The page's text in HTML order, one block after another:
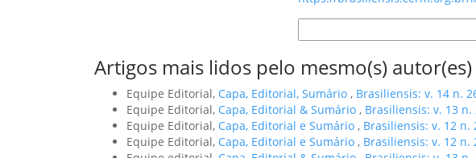
Artigos mais lidos pelo mesmo(s) autor(es)
Equipe Editorial, Capa, Editorial, Sumário , Brasiliensis: v. 14 n.
Equipe Editorial, Capa, Editorial & Sumário , Brasiliensis: v. 13 n.
Equipe Editorial, Capa, Editorial e Sumário , Brasiliensis: v. 12 n.
Equipe Editorial, Capa, Editorial e Sumário , Brasiliensis: v. 12 n.